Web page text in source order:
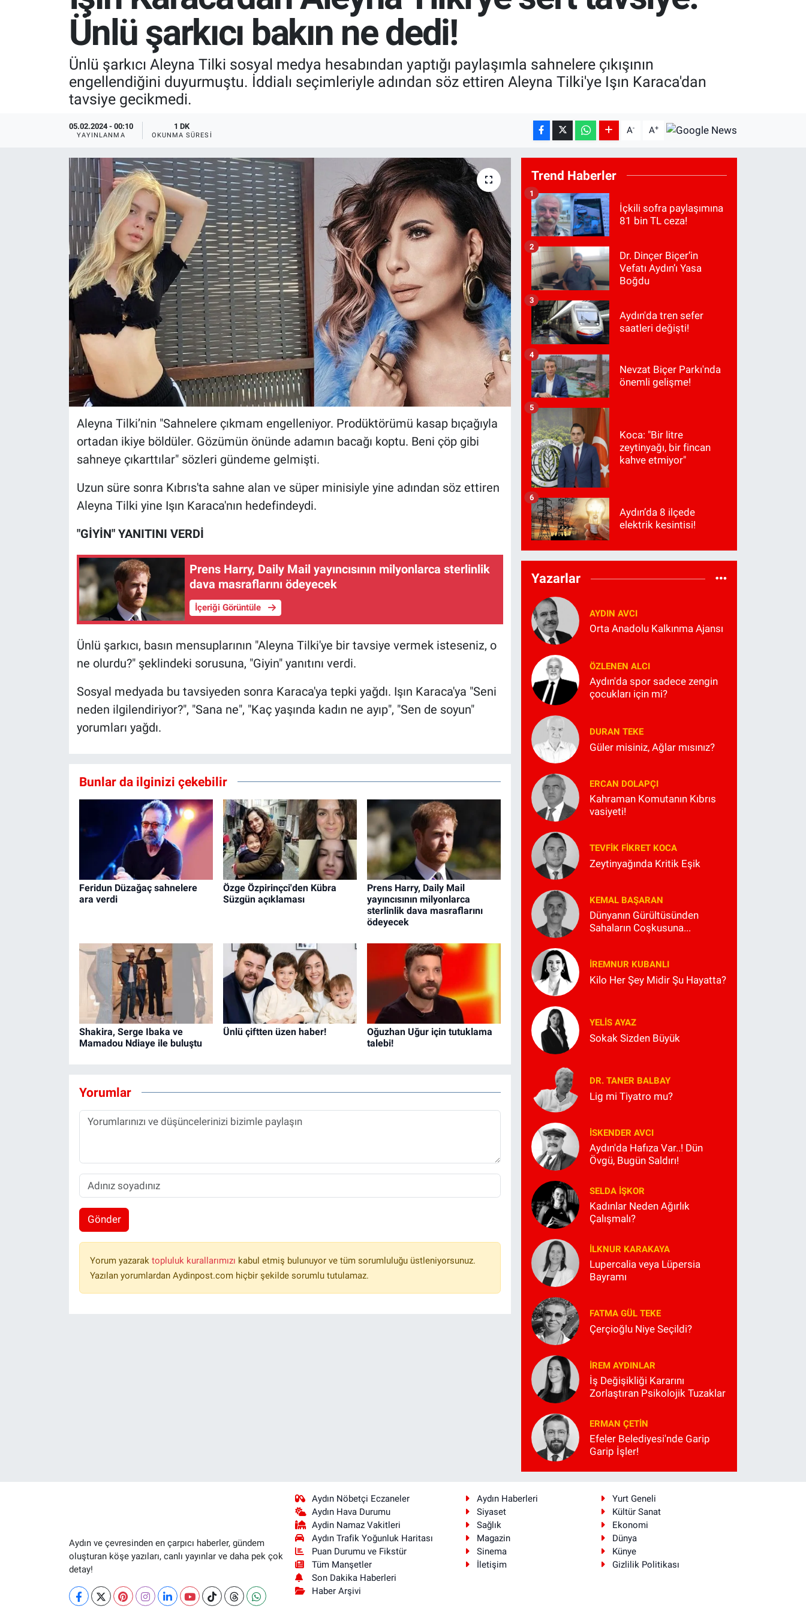
Ünlü şarkıcı bakın ne dedi!
Ünlü şarkıcı Aleyna Tilki sosyal medya hesabından yaptığı paylaşımla sahnelere çıkışının
engellendiğini duyurmuştu. İddialı seçimleriyle adından söz ettiren Aleyna Tilki'ye Işın Karaca'dan
tavsiye gecikmedi.
05.02.2024 - 00:10
YAYINLANMA
1 DK
OKUNMA SÜRESI A- A+
Aleyna Tilki’nin "Sahnelere çıkmam engelleniyor. Prodüktörümü kasap bıçağıyla
ortadan ikiye böldüler. Gözümün önünde adamın bacağı koptu. Beni çöp gibi
sahneye çıkarttılar" sözleri gündeme gelmişti.
Uzun süre sonra Kıbrıs'ta sahne alan ve süper minisiyle yine adından söz ettiren
Aleyna Tilki yine Işın Karaca'nın hedefindeydi.
"GİYİN" YANITINI VERDİ
Prens Harry, Daily Mail yayıncısının milyonlarca sterlinlik
dava masraflarını ödeyecek
İçeriği Görüntüle
Ünlü şarkıcı, basın mensuplarının "Aleyna Tilki'ye bir tavsiye vermek isteseniz, o
ne olurdu?" şeklindeki sorusuna, "Giyin" yanıtını verdi.
Sosyal medyada bu tavsiyeden sonra Karaca'ya tepki yağdı. Işın Karaca'ya "Seni
neden ilgilendiriyor?", "Sana ne", "Kaç yaşında kadın ne ayıp", "Sen de soyun"
yorumları yağdı.
Bunlar da ilginizi çekebilir
Feridun Düzağaç sahnelere
ara verdi
Özge Özpirinçci'den Kübra
Süzgün açıklaması
Prens Harry, Daily Mail
yayıncısının milyonlarca
sterlinlik dava masraflarını
ödeyecek
Shakira, Serge Ibaka ve
Mamadou Ndiaye ile buluştu
Ünlü çiftten üzen haber!
Oğuzhan Uğur için tutuklama
talebi!
Yorumlar
Gönder
Yorum yazarak topluluk kurallarımızı kabul etmiş bulunuyor ve tüm sorumluluğu üstleniyorsunuz.
Yazılan yorumlardan Aydinpost.com hiçbir şekilde sorumlu tutulamaz.
Trend Haberler
İçkili sofra paylaşımına
81 bin TL ceza!
1
Dr. Dinçer Biçer’in
Vefatı Aydın’ı Yasa
Boğdu
2
Aydın'da tren sefer
saatleri değişti!
3
Nevzat Biçer Parkı'nda
önemli gelişme!
4
Koca: "Bir litre
zeytinyağı, bir fincan
kahve etmiyor"
5
Aydın’da 8 ilçede
elektrik kesintisi!
6
Yazarlar
AYDIN AVCI
Orta Anadolu Kalkınma Ajansı
ÖZLENEN ALCI
Aydın'da spor sadece zengin
çocukları için mi?
DURAN TEKE
Güler misiniz, Ağlar mısınız?
ERCAN DOLAPÇI
Kahraman Komutanın Kıbrıs
vasiyeti!
TEVFIK FIKRET KOCA
Zeytinyağında Kritik Eşik
KEMAL BAŞARAN
Dünyanın Gürültüsünden
Sahaların Coşkusuna...
İREMNUR KUBANLI
Kilo Her Şey Midir Şu Hayatta?
YELIS AYAZ
Sokak Sizden Büyük
DR. TANER BALBAY
Lig mi Tiyatro mu?
İSKENDER AVCI
Aydın'da Hafıza Var..! Dün
Övgü, Bugün Saldırı!
SELDA İŞKOR
Kadınlar Neden Ağırlık
Çalışmalı?
İLKNUR KARAKAYA
Lupercalia veya Lüpersia
Bayramı
FATMA GÜL TEKE
Çerçioğlu Niye Seçildi?
İREM AYDINLAR
İş Değişikliği Kararını
Zorlaştıran Psikolojik Tuzaklar
ERMAN ÇETIN
Efeler Belediyesi'nde Garip
Garip İşler!
Aydın ve çevresinden en çarpıcı haberler, gündem
oluşturan köşe yazıları, canlı yayınlar ve daha pek çok
detay!
Aydın Nöbetçi Eczaneler
Aydın Hava Durumu
Aydin Namaz Vakitleri
Aydın Trafik Yoğunluk Haritası
Puan Durumu ve Fikstür
Tüm Manşetler
Son Dakika Haberleri
Haber Arşivi
Aydın Haberleri
Yurt Geneli
Siyaset
Kültür Sanat
Sağlık
Ekonomi
Magazin
Dünya
Sinema
Künye
İletişim
Gizlilik Politikası